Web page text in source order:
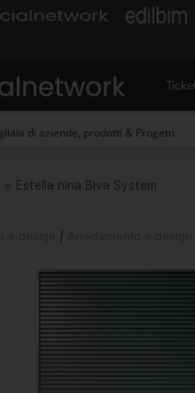
» Estella nina Biva System
/